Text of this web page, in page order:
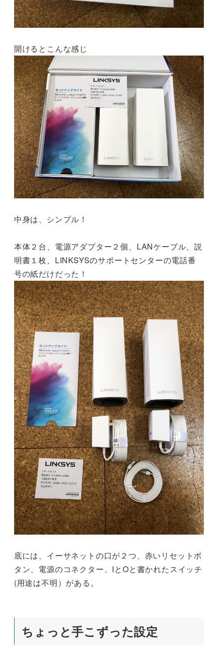
開けるとこんな感じ
中身は、シンプル！
本体２台、電源アダプター２個、LANケーブル、説
明書１枚、LINKSYSのサポートセンターの電話番
号の紙だけだった！
底には、イーサネットの口が２つ、赤いリセットボ
タン、電源のコネクター、IとOと書かれたスイッチ
(用途は不明）がある。
ちょっと手こずった設定